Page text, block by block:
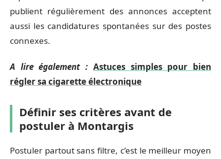
publient régulièrement des annonces acceptent
aussi les candidatures spontanées sur des postes
connexes.
A lire également : Astuces simples pour bien
régler sa cigarette électronique
Définir ses critères avant de
postuler à Montargis
Postuler partout sans filtre, c’est le meilleur moyen